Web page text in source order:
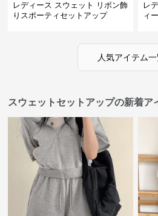
レディース スウェット リボン飾
りスポーティセットアップ
レ
ィ
人気アイテム
スウェットセットアップの新着ア